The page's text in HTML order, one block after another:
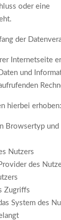
oder eine
der
Internetseite
und
hierbei erhoben:
Browsertyp und
Nutzers
des
Zugriffs
System des